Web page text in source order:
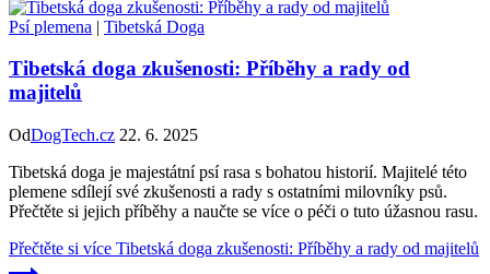
Psí plemena | Tibetská Doga
Tibetská doga zkušenosti: Příběhy a rady od
majitelů
OdDogTech.cz 22. 6. 2025
Tibetská doga je majestátní psí rasa s bohatou historií. Majitelé této
plemene sdílejí své zkušenosti a rady s ostatními milovníky psů.
Přečtěte si jejich příběhy a naučte se více o péči o tuto úžasnou rasu.
Přečtěte si více Tibetská doga zkušenosti: Příběhy a rady od majitelů